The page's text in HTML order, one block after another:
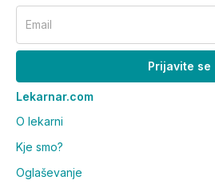
Email
Prijavite se
Lekarnar.com
O lekarni
Kje smo?
Oglaševanje